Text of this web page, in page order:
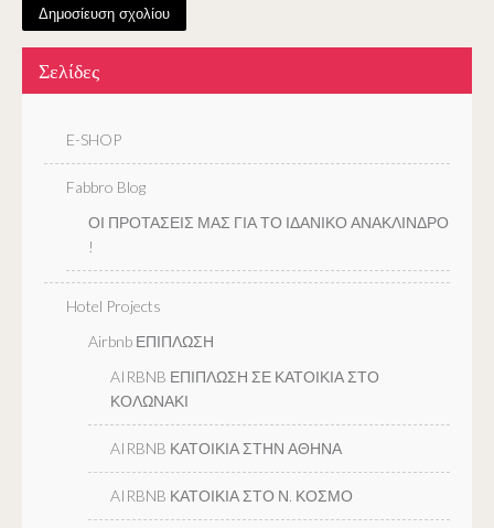
Σελίδες
E-SHOP
Fabbro Blog
ΟΙ ΠΡΟΤΑΣΕΙΣ ΜΑΣ ΓΙΑ ΤΟ ΙΔΑΝΙΚΟ ΑΝΑΚΛΙΝΔΡΟ
!
Hotel Projects
Airbnb ΕΠΙΠΛΩΣΗ
AIRBNB ΕΠΙΠΛΩΣΗ ΣΕ ΚΑΤΟΙΚΙΑ ΣΤΟ
ΚΟΛΩΝΑΚΙ
AIRBNB ΚΑΤΟΙΚΙΑ ΣΤΗΝ ΑΘΗΝΑ
AIRBNB ΚΑΤΟΙΚΙΑ ΣΤΟ Ν. ΚΟΣΜΟ